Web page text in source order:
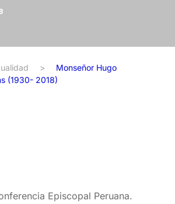
>
Monseñor Hugo
(1930- 2018)
Episcopal Peruana.